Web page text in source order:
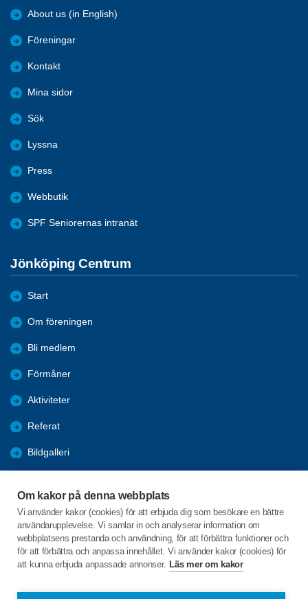
Om kakor på denna webbplats
Vi använder kakor (cookies) för att erbjuda dig som besökare en bättre
användarupplevelse. Vi samlar in och analyserar information om
webbplatsens prestanda och användning, för att förbättra funktioner och
för att förbättra och anpassa innehållet. Vi använder kakor (cookies) för
att kunna erbjuda anpassade annonser. Läs mer om kakor
About us (in English)
Föreningar
Kontakt
Mina sidor
Sök
Lyssna
Press
Webbutik
SPF Seniorernas intranät
Jönköping Centrum
Start
Om föreningen
Bli medlem
Förmåner
Aktiviteter
Referat
Bildgalleri
Engagera DIG i vår förening
C/o:Lennart Lööw